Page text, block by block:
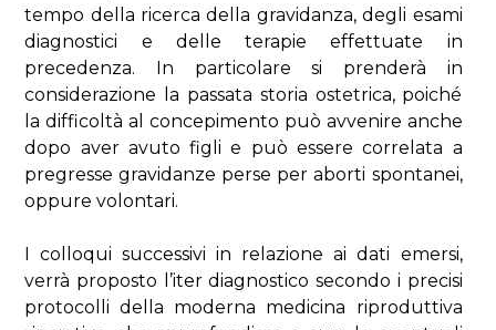
tempo della ricerca della gravidanza, degli esami
diagnostici e delle terapie effettuate in
precedenza. In particolare si prenderà in
considerazione la passata storia ostetrica, poiché
la difficoltà al concepimento può avvenire anche
dopo aver avuto figli e può essere correlata a
pregresse gravidanze perse per aborti spontanei,
oppure volontari.
I colloqui successivi in relazione ai dati emersi,
verrà proposto l’iter diagnostico secondo i precisi
protocolli della moderna medicina riproduttiva